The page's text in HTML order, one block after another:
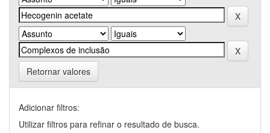
Retornar valores
Adicionar filtros:
Utilizar filtros para refinar o resultado de busca.